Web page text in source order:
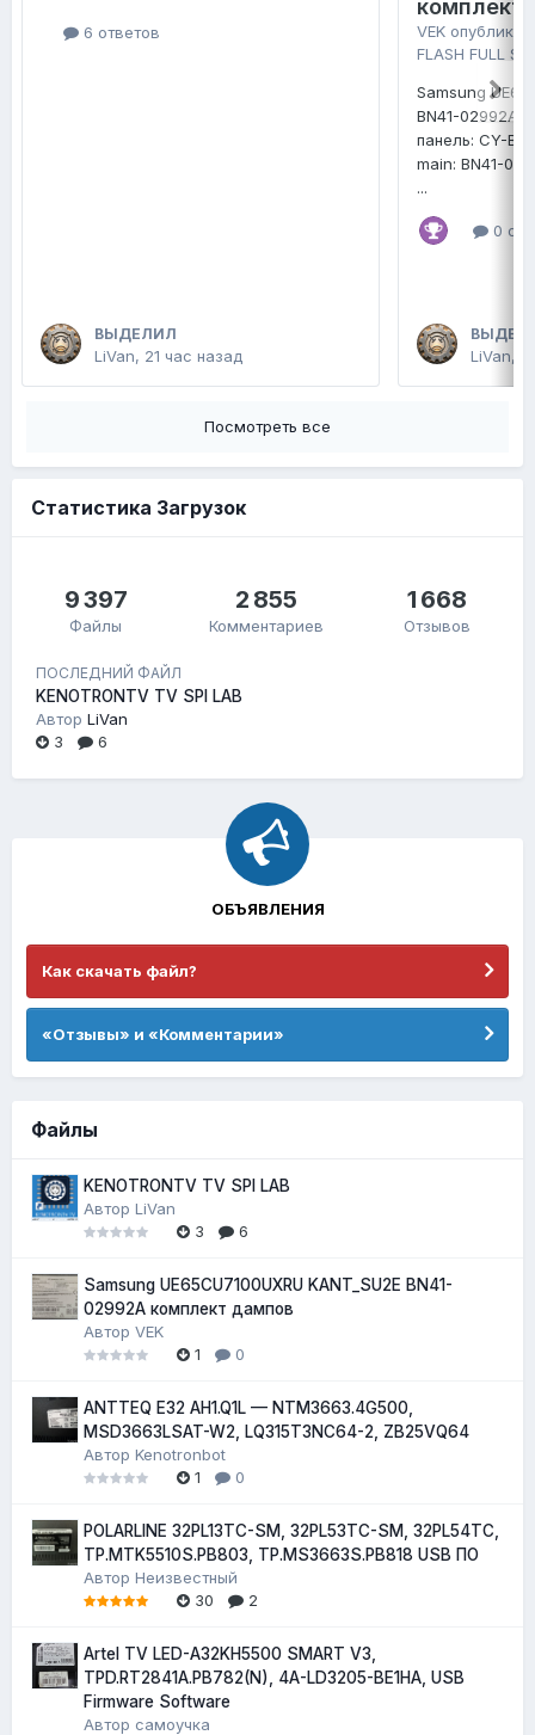
6 ответов
ВЫДЕЛИЛ
LiVan, 21 час назад
комплект
VEK
FLASH FULL
Samsung
BN41-02992A
панель: CY-
main: BN41-
...
0
LiVan,
Посмотреть все
Статистика Загрузок
9 397
Файлы
2 855
Комментариев
1 668
Отзывов
ПОСЛЕДНИЙ ФАЙЛ
KENOTRONTV TV SPI LAB
Автор LiVan
3
6
ОБЪЯВЛЕНИЯ
Как скачать файл?
«Отзывы» и «Комментарии»
Файлы
KENOTRONTV TV SPI LAB
Автор LiVan
3
6
Samsung UE65CU7100UXRU KANT_SU2E BN41-
02992A комплект дампов
Автор VEK
1
0
ANTTEQ E32 AH1.Q1L — NTM3663.4G500,
MSD3663LSAT-W2, LQ315T3NC64-2, ZB25VQ64
Автор Kenotronbot
1
0
POLARLINE 32PL13TC-SM, 32PL53TC-SM, 32PL54TC,
TP.MTK5510S.PB803, TP.MS3663S.PB818 USB ПО
Автор Неизвестный
30
2
Artel TV LED-A32KH5500 SMART V3,
TPD.RT2841A.PB782(N), 4A-LD3205-BE1HA, USB
Firmware Software
Автор самоучка